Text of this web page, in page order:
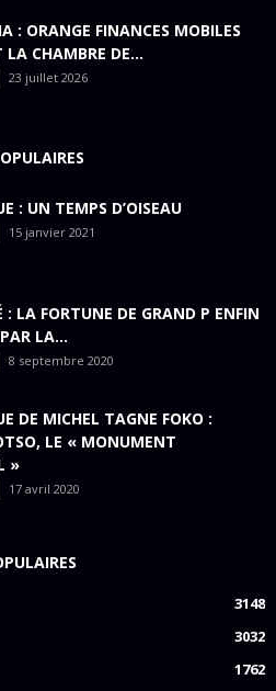
: ORANGE FINANCES MOBILES
LA CHAMBRE DE...
23 juillet 2026
: UN TEMPS D’OISEAU
15 janvier 2021
: LA FORTUNE DE GRAND P ENFIN
LA...
8 septembre 2020
DE MICHEL TAGNE FOKO :
LE « MONUMENT
»
17 avril 2020
3148
3032
1762